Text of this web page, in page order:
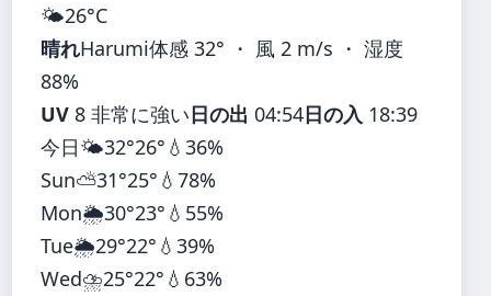
🌤️26°C
晴れHarumi体感 32° ・ 風 2 m/s ・ 湿度
88%
UV 8 非常に強い日の出 04:54日の入 18:39
今日🌤️32°26° 💧36%
Sun⛅31°25° 💧78%
Mon🌦️30°23° 💧55%
Tue🌦️29°22° 💧39%
Wed⛈️25°22° 💧63%